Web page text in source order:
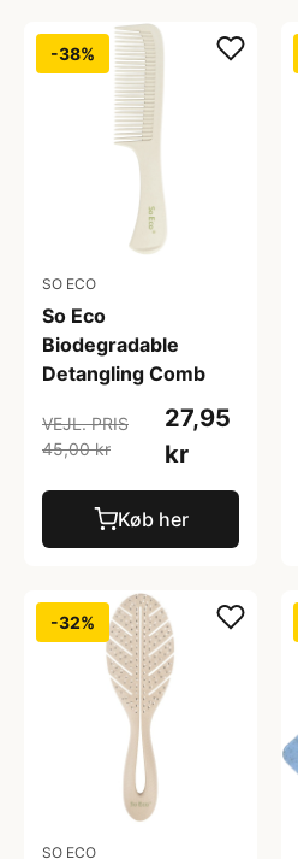
-38%
SO ECO
So Eco
Biodegradable
Detangling Comb
VEJL. PRIS
45,00 kr
27,95
kr
Køb her
-32%
SO ECO